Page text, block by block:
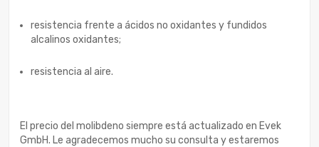
resistencia frente a ácidos no oxidantes y fundidos
alcalinos oxidantes;
resistencia al aire.
El precio del molibdeno siempre está actualizado en Evek
GmbH. Le agradecemos mucho su consulta y estaremos